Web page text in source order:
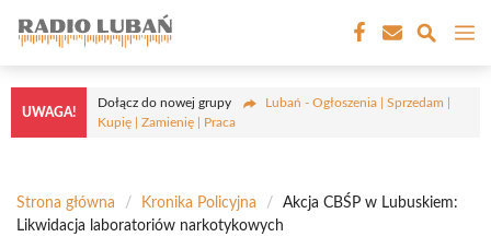
treści
UWAGA!
Dołącz do nowej grupy
Lubań - Ogłoszenia | Sprzedam |
Kupię | Zamienię | Praca
Strona główna / Kronika Policyjna /
Akcja CBŚP w Lubuskiem:
Likwidacja laboratoriów narkotykowych